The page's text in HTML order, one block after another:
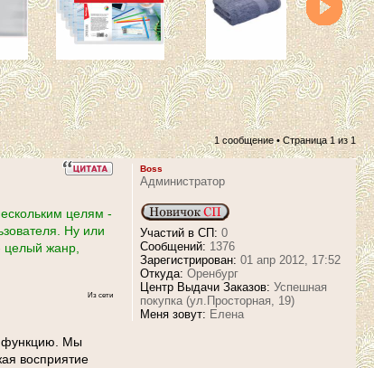
1 сообщение • Страница1из1
целям -
Ну или
целый жанр,
Из сети
функцию. Мы
восприятие
Boss
Администратор
Участий в СП: 0
Сообщений: 1376
Зарегистрирован: 01 апр 2012, 17:52
Откуда: Оренбург
Центр Выдачи Заказов: Успешная
покупка (ул.Просторная, 19)
Меня зовут: Елена